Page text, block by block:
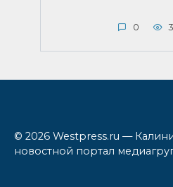
0
© 2026 Westpress.ru —
новостной портал